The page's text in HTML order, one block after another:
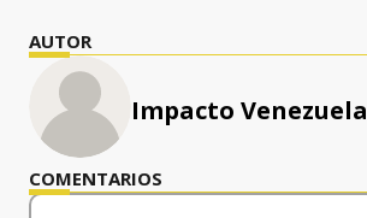
AUTOR
Impacto Venezuela
COMENTARIOS